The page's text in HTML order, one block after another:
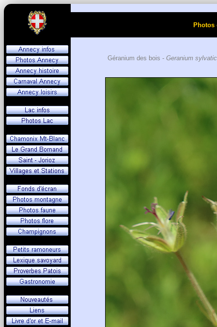
Géranium des bois - Geranium